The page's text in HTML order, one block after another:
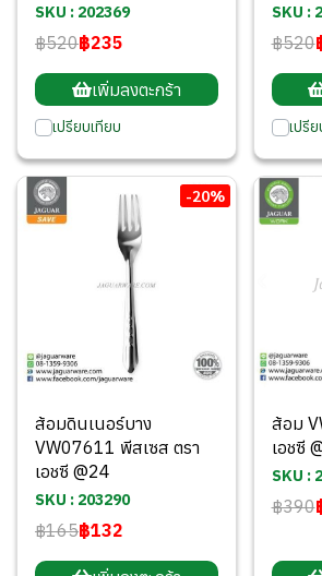
SKU : 202369
฿520฿235
เพิ่มลงตะกร้า
เปรียบเทียบ
SKU :
฿520
เปรี
-20%
ส้อมดินเนอร์บาง
VW07611 พีสเซส ตรา
เอชซี @24
SKU : 203290
฿165฿132
ส้อม
เอชซี
SKU :
฿390